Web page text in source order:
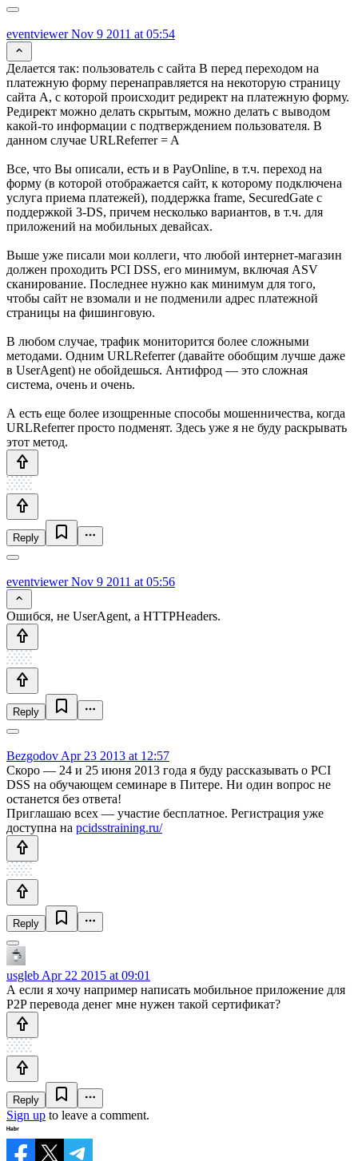
eventviewerNov 9 2011 at 05:54
Делается так: пользователь с сайта B перед переходом на
платежную форму перенаправляется на некоторую страницу
сайта A, с которой происходит редирект на платежную форму.
Редирект можно делать скрытым, можно делать с выводом
какой-то информации с подтверждением пользователя. В
данном случае URLReferrer = A
Все, что Вы описали, есть и в PayOnline, в т.ч. переход на
форму (в которой отображается сайт, к которому подключена
услуга приема платежей), поддержка frame, SecuredGate с
поддержкой 3-DS, причем несколько вариантов, в т.ч. для
приложений на мобильных девайсах.
Выше уже писали мои коллеги, что любой интернет-магазин
должен проходить PCI DSS, его минимум, включая ASV
сканирование. Последнее нужно как минимум для того,
чтобы сайт не взомали и не подменили адрес платежной
страницы на фишинговую.
В любом случае, трафик мониторится более сложными
методами. Одним URLReferrer (давайте обобщим лучше даже
в UserAgent) не обойдешься. Антифрод — это сложная
система, очень и очень.
А есть еще более изощренные способы мошенничества, когда
URLReferrer просто подменят. Здесь уже я не буду раскрывать
этот метод.
Reply
eventviewerNov 9 2011 at 05:56
Ошибся, не UserAgent, а HTTPHeaders.
Reply
Bezgodov Apr 23 2013 at 12:57
Скоро — 24 и 25 июня 2013 года я буду рассказывать о PCI
DSS на обучающем семинаре в Питере. Ни один вопрос не
останется без ответа!
Приглашаю всех — участие бесплатное. Регистрация уже
доступна на pcidsstraining.ru/
Reply
usgleb Apr 22 2015 at 09:01
А если я хочу например написать мобильное приложение для
P2P перевода денег мне нужен такой сертификат?
Reply
Sign up to leave a comment.